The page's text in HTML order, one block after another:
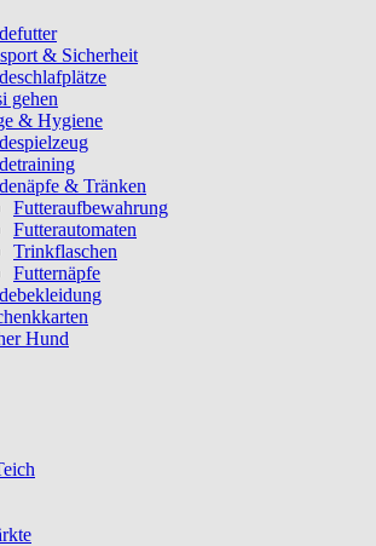
& Sicherheit
gehen
& Hygiene
& Tränken
Futteraufbewahrung
Futterautomaten
Trinkflaschen
Futternäpfe
Hund